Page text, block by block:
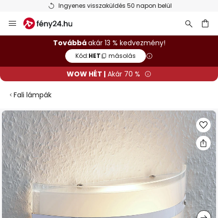
Ingyenes visszaküldés 50 napon belül
Ugrás
a
tartalomhozTovábbáakár 13 % kedvezmény!
Kód:HET másolás
WOW HÉT | Akár 70 %
Fali lámpák
Ugrás
a
képgaléria
végére